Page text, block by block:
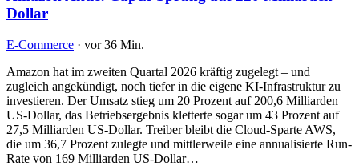
Dollar
E-Commerce · vor 36 Min.
Amazon hat im zweiten Quartal 2026 kräftig zugelegt – und
zugleich angekündigt, noch tiefer in die eigene KI-Infrastruktur zu
investieren. Der Umsatz stieg um 20 Prozent auf 200,6 Milliarden
US-Dollar, das Betriebsergebnis kletterte sogar um 43 Prozent auf
27,5 Milliarden US-Dollar. Treiber bleibt die Cloud-Sparte AWS,
die um 36,7 Prozent zulegte und mittlerweile eine annualisierte Run-
Rate von 169 Milliarden US-Dollar…